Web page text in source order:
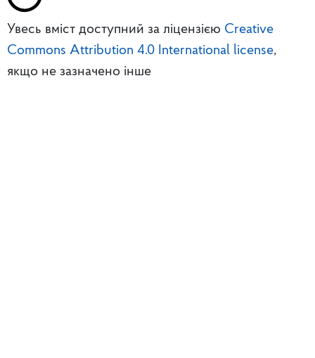
Увесь вміст доступний за ліцензією Creative
Commons Attribution 4.0 International license,
якщо не зазначено інше